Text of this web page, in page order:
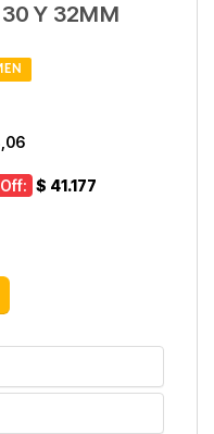
30 Y 32MM
$ 41.177